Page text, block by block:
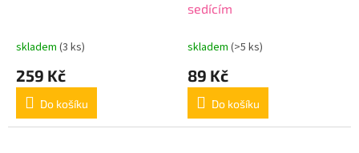
skladem (3 ks)
259 Kč
Do košíku
sedícím
skladem (>5 ks)
89 Kč
Do košíku